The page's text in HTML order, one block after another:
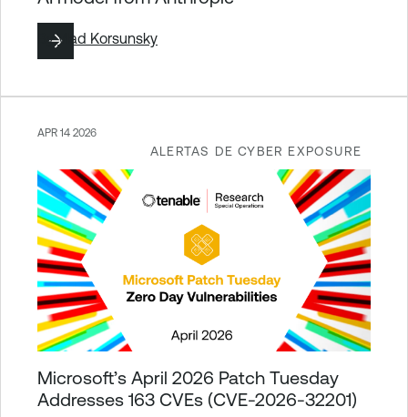
ByVlad Korsunsky
ALERTAS DE CYBER EXPOSURE
APR 14 2026
Microsoft’s April 2026 Patch Tuesday
Addresses 163 CVEs (CVE-2026-32201)